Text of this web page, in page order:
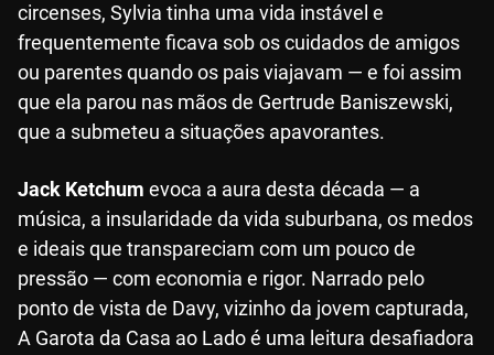
circenses, Sylvia tinha uma vida instável e
frequentemente ficava sob os cuidados de amigos
ou parentes quando os pais viajavam — e foi assim
que ela parou nas mãos de Gertrude Baniszewski,
que a submeteu a situações apavorantes.
Jack Ketchum evoca a aura desta década — a
música, a insularidade da vida suburbana, os medos
e ideais que transpareciam com um pouco de
pressão — com economia e rigor. Narrado pelo
ponto de vista de Davy, vizinho da jovem capturada,
A Garota da Casa ao Lado é uma leitura desafiadora